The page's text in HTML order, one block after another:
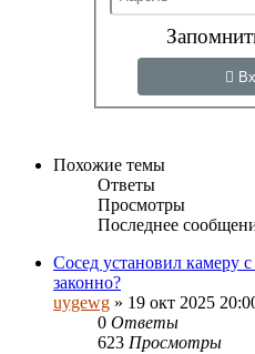
Похожие темы
Ответы
Просмотры
Последнее
Сосед установил камеру
законно?
uygewg » 19 окт 2025
0 Ответы
623 Просмотры